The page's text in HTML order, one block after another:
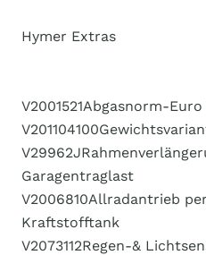
Hymer Extras
V2001521​​Abgasnorm-Euro
Garagentraglast
V2006810​​Allradantrieb
Kraftstofftank
V2073112​​Regen-&